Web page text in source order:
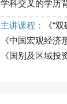
学科交叉的学历
主讲课程：
《“
《中国宏观经
《国别及区域